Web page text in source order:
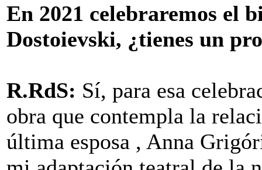
En 2021 celebraremos el
Dostoievski, ¿tienes un
R.RdS: Sí, para esa
obra que contempla la
última esposa , Anna